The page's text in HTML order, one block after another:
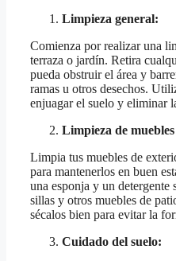
Limpieza general:
Comienza por realizar una
terraza o jardín. Retira
pueda obstruir el área y
ramas u otros desechos.
enjuagar el suelo y eliminar
Limpieza de
Limpia tus muebles de
para mantenerlos en buen
una esponja y un detergente
sillas y otros muebles de
sécalos bien para evitar la
Cuidado del suelo: